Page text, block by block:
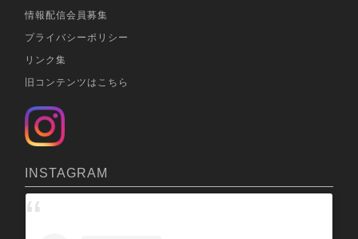
情報配信会員募集
プライバシーポリシー
リンク集
旧コンテンツはこちら
INSTAGRAM